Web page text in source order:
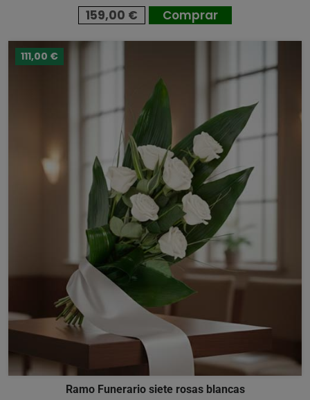
159,00 € Comprar
111,00 €
Ramo Funerario siete rosas blancas